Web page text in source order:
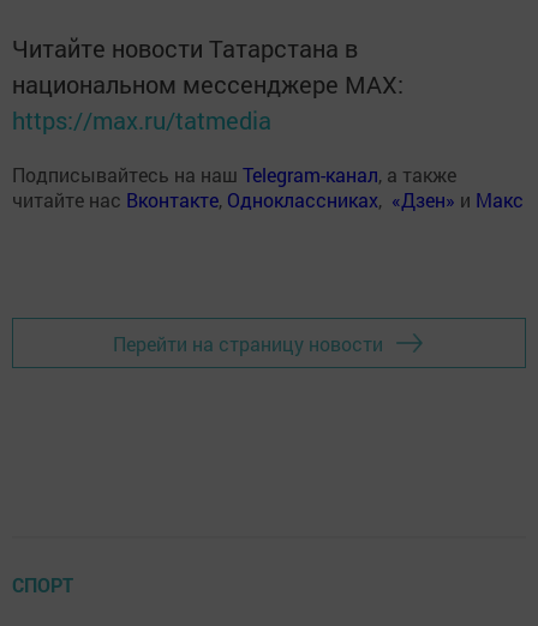
Читайте новости Татарстана в
национальном мессенджере MАХ:
https://max.ru/tatmedia
Подписывайтесь на наш Telegram-канал, а также
читайте нас Вконтакте, Одноклассниках, «Дзен» и Макс
Перейти на страницу новости
СПОРТ